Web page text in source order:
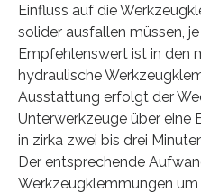
Einfluss auf die
solider ausfallen müssen,
Empfehlenswert ist in den
hydraulische
Ausstattung erfolgt der
Unterwerkzeuge über eine
in zirka zwei bis drei
Der entsprechende
Werkzeugklemmungen